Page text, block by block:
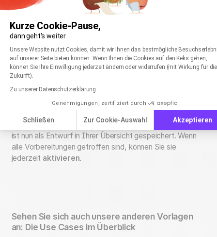
Kurze Cookie-Pause,
dann geht's weiter.
Einwilligungsmanagementplattform: Passen
Unsere Website nutzt Cookies, damit wir Ihnen das bestmögliche
auf unserer Seite bieten können. Wenn Ihnen die Cookies auf den Keks gehen,
können Sie Ihre Einwilligung jederzeit ändern oder widerrufen (mit Wirkung für die
Zukunft).
Zu unserer Datenschutzerklärung
Genehmigungen, zertifiziert durch
Schließen Zur Cookie-Auswahl Akzeptieren
Axeptio consent
💡 Gut zu wissen:Wenn Sie ein vorhandenes
Mailing in Ihre Automation einfügen und es dort
nachträglich bearbeiten, wirkt sich das
auf das ursprüngliche Mailing aus. Die
Anpassungen werden lediglich in der
Automation selbst übernommen.
Sie können nun weitere Anpassungen vornehmen oder die
Bearbeitung mit
Speichernabschließen. Ihre Automation
ist nun als Entwurf in Ihrer Übersicht gespeichert. Wenn
alle Vorbereitungen getroffen sind, können Sie sie
jederzeit aktivieren.
Sehen Sie sich auch unsere anderen Vorlagen
an: Die Use Cases im Überblick